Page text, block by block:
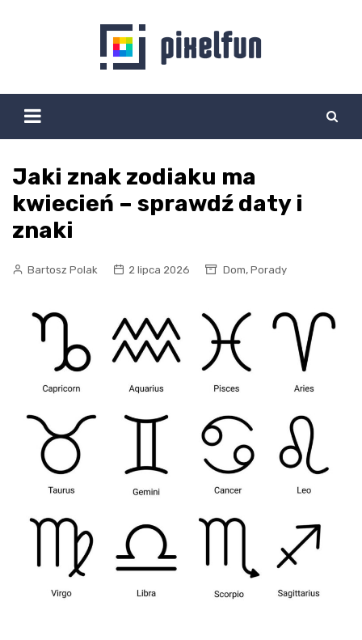
Jaki znak zodiaku ma
kwiecień – sprawdź daty i
znaki
Bartosz Polak 2 lipca 2026 Dom, Porady